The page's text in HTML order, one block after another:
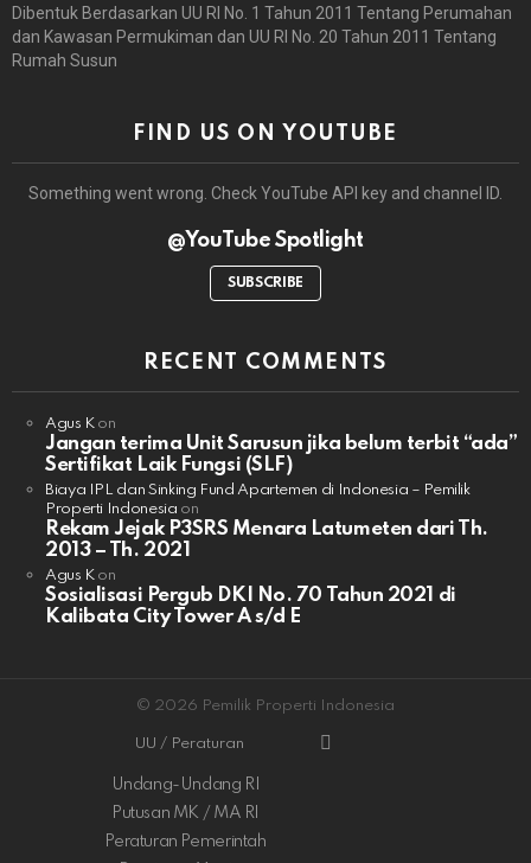
Dibentuk Berdasarkan UU RI No. 1 Tahun 2011 Tentang Perumahan
dan Kawasan Permukiman dan UU RI No. 20 Tahun 2011 Tentang
Rumah Susun
FIND US ON YOUTUBE
Something went wrong. Check YouTube API key and channel ID.
@YouTube Spotlight
SUBSCRIBE
RECENT COMMENTS
Agus Kon
Jangan terima Unit Sarusun jika belum terbit “ada”
Sertifikat Laik Fungsi (SLF)
Biaya IPL dan Sinking Fund Apartemen di Indonesia – Pemilik
Properti Indonesia on
Rekam Jejak P3SRS Menara Latumeten dari Th.
2013 – Th. 2021
Agus Kon
Sosialisasi Pergub DKI No. 70 Tahun 2021 di
Kalibata City Tower A s/d E
© 2026 Pemilik Properti Indonesia
UU / Peraturan
Undang-Undang RI
Putusan MK / MA RI
Peraturan Pemerintah